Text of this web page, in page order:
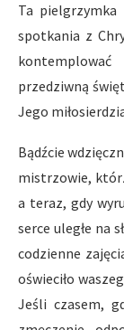
Ta pielgrzymka
spotkania z
przedziwną
Jego
Bądźcie
mistrzowie,
a teraz, gdy
serce uległe na
codzienne
oświeciło
Jeśli czasem,